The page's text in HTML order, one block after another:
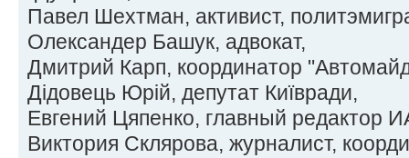
Павел Шехтман, активист,
Олександер Башук, адвокат,
Дмитрий Карп, координатор
Дідовець Юрій, депутат Київради,
Евгений Цяпенко, главный редактор
Виктория Склярова, журналист,